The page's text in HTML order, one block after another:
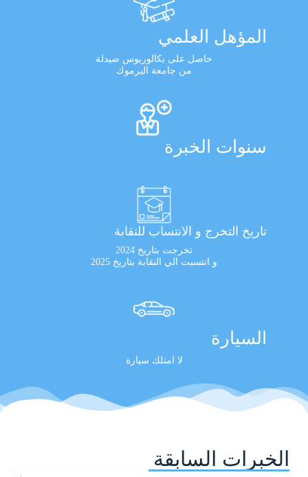
المؤهل العلمي
حاصل على بكالوريوس صيدلة
من جامعة اليرموك
سنوات الخبرة
تاريخ التخرج و الانتساب للنقابة
تخرجت بتاريخ 2024
و انتسبت الي النقابة بتاريخ 2025
السيارة
لا امتلك سيارة
الخبرات السابقة